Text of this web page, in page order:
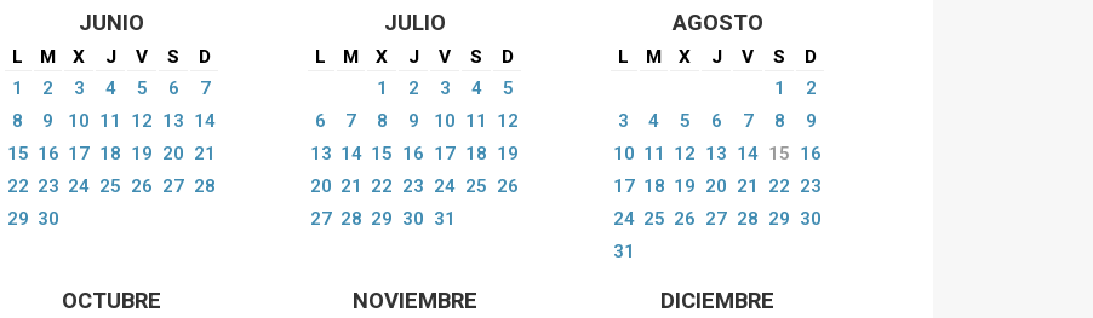
JUNIO
L M X J V S
D
1
2 3 4 5 6
7
8
9 10 11 12 13 14
15 16 17 18 19 20 21
22 23 24 25 26 27 28
29 30
JULIO
L M X J V S
D
1
2 3 4
5
6
7 8 9 10 11 12
13 14 15 16 17 18 19
20 21 22 23 24 25 26
27 28 29 30 31
AGOSTO
L M X J V S
D
1
2
3
4 5 6 7 8
9
10 11 12 13 14 15 16
17 18 19 20 21 22 23
24 25 26 27 28 29 30
31
OCTUBRE NOVIEMBRE DICIEMBRE